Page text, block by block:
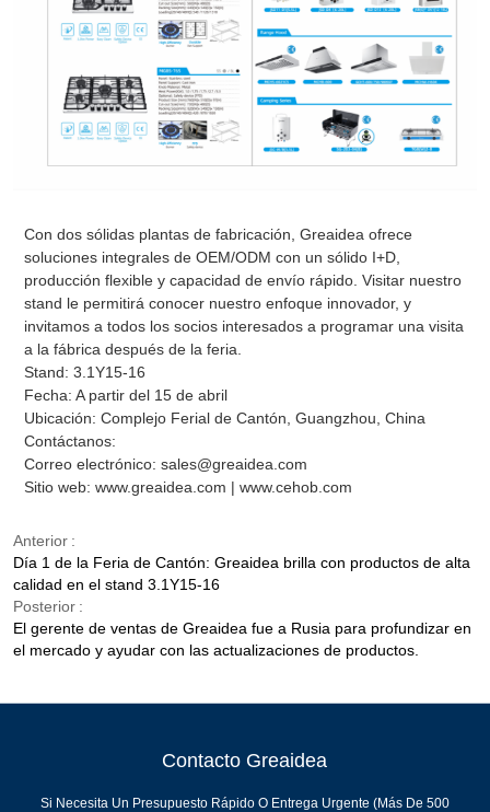
Con dos sólidas plantas de fabricación, Greaidea ofrece
soluciones integrales de OEM/ODM con un sólido I+D,
producción flexible y capacidad de envío rápido. Visitar nuestro
stand le permitirá conocer nuestro enfoque innovador, y
invitamos a todos los socios interesados a programar una visita
a la fábrica después de la feria.
Stand: 3.1Y15-16
Fecha: A partir del 15 de abril
Ubicación: Complejo Ferial de Cantón, Guangzhou, China
Contáctanos:
Correo electrónico: sales@greaidea.com
Sitio web: www.greaidea.com | www.cehob.com
Anterior
Día 1 de la Feria de Cantón: Greaidea brilla con productos de alta
calidad en el stand 3.1Y15-16
Posterior
El gerente de ventas de Greaidea fue a Rusia para profundizar en
el mercado y ayudar con las actualizaciones de productos.
Contacto Greaidea
Si Necesita Un Presupuesto Rápido O Entrega Urgente (más De 500